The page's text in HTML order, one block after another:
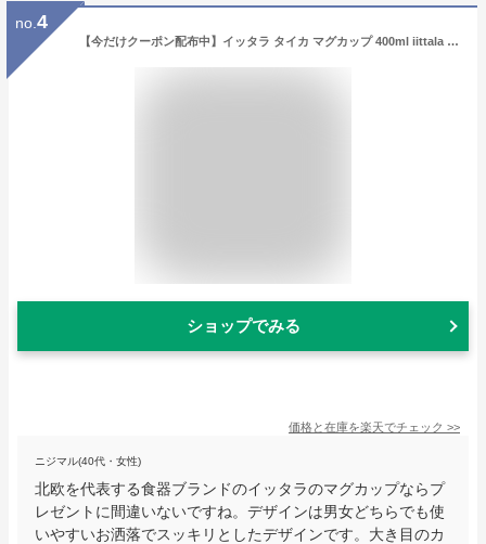
no. 4
【今だけクーポン配布中】イッタラ タイカ マグカップ 400ml iittala taika mug イラスト 陶磁器 コーヒーカップ 珈琲 ティーカップ 紅茶 キッチン 皿 食器 食洗機対応 誕生日プレゼント 結婚祝い ギフト おしゃれ 【ラッピング対象外】
ショップでみる
価格と在庫を楽天でチェック >>
ニジマル(40代・女性)
北欧を代表する食器ブランドのイッタラのマグカップならプ
レゼントに間違いないですね。デザインは男女どちらでも使
いやすいお洒落でスッキリとしたデザインです。大き目のカ